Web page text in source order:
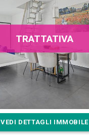
TRATTATIVA
VEDI DETTAGLI IMMOBILE